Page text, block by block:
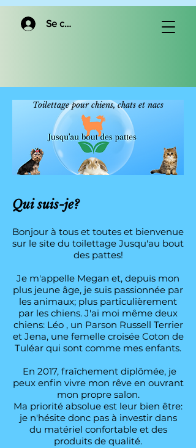
Se connecter
Toilettage pour chiens, chats et nacs
Qui suis-je?
Bonjour à tous et toutes et bienvenue
sur le site du toilettage Jusqu'au bout
des pattes!
Je m'appelle Megan et, depuis mon
plus jeune âge, je suis passionnée par
les animaux; plus particulièrement
par les chiens. J'ai moi même deux
chiens: Léo , un Parson Russell Terrier
et Jena, une femelle croisée Coton de
Tuléar qui sont comme mes enfants.
En 2017, fraîchement diplômée, je
peux enfin vivre mon rêve en ouvrant
mon propre salon.
Ma priorité absolue est leur bien être:
je n'hésite donc pas à investir dans
du matériel confortable et des
produits de qualité.